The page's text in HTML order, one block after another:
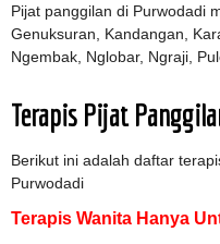
Pijat panggilan di Purwodadi
Genuksuran, Kandangan,
Ngembak, Nglobar, Ngraji,
Terapis Pijat
Berikut ini adalah daftar
Purwodadi
Terapis Wanita Hanya